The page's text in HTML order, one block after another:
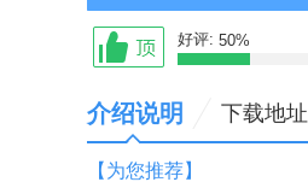
好评: 50%
介绍说明 下载地址
【为您推荐】